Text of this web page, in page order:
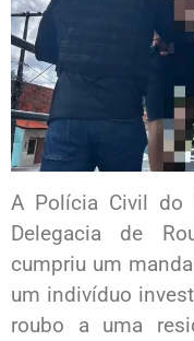
A Polícia Civil do
Delegacia de
cumpriu um
um indivíduo
roubo a uma